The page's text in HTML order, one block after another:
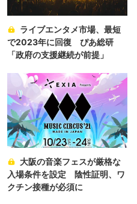
ライブエンタメ市場、最短
で2023年に回復 ぴあ総研
「政府の支援継続が前提」
大阪の音楽フェスが厳格な
入場条件を設定 陰性証明、ワ
クチン接種が必須に